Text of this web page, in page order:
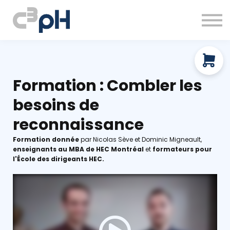
Ressources gratuites
Formation : Combler les
besoins de
reconnaissance
Formation donnéepar Nicolas Sève et Dominic Migneault,
enseignants au MBA de HEC Montréal et formateurs pour
l'École des dirigeants HEC.